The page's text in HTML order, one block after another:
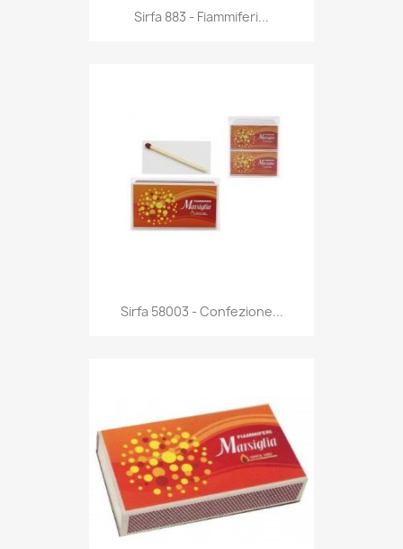
Anteprima
Sirfa 883 - Fiammiferi...
Anteprima
Sirfa 58003 - Confezione...